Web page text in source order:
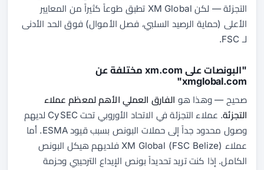
التجزئة — لكن XM Global تطبق طوعاً كثيراً من المعايير
الأعلى (حماية الرصيد السلبي، فصل الأموال) فوق الحد الأدنى
لـ FSC.
"البونصات على xm.com مختلفة عن
xmglobal.com"
صحيح — وهذا هو الفارق العملي الأهم لمعظم عملاء
التجزئة
. عملاء التجزئة في الاتحاد الأوروبي تحت CySEC لديهم
وصول محدود جداً إلى حملات البونص بسبب قيود ESMA. أما
عملاء XM Global (FSC Belize) فلديهم هيكل البونص
الكامل. إذا كنت تريد تحديداً بونص الإيداع الترحيبي وحزمة